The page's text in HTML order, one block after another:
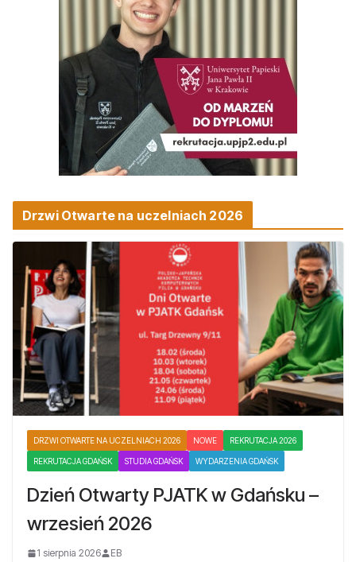
Drzwi Otwarte na uczelniach 2026
DRZWI OTWARTE NA UCZELNIACH 2026 NOWE REKRUTACJA 2026
REKRUTACJA GDAŃSK STUDIA GDAŃSK WYDARZENIA GDAŃSK
Dzień Otwarty PJATK w Gdańsku –
wrzesień 2026
1 sierpnia 2026 EB